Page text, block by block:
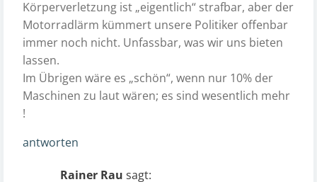
Körperverletzung ist „eigentlich“ strafbar, aber der
Motorradlärm kümmert unsere Politiker offenbar
immer noch nicht. Unfassbar, was wir uns bieten
lassen.
Im Übrigen wäre es „schön“, wenn nur 10% der
Maschinen zu laut wären; es sind wesentlich mehr
!
antworten
Rainer Rau sagt: